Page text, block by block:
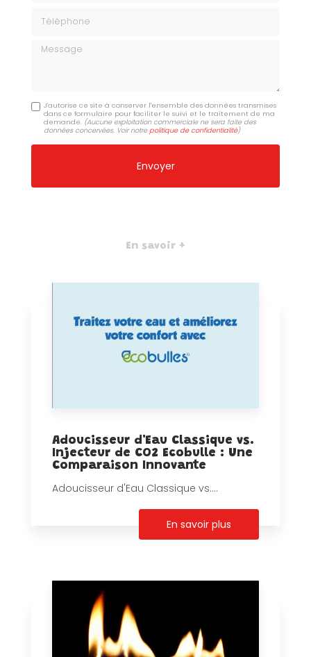
Message
J'autorise ce site à conserver l'ensemble des données transmises
dans ce formulaire pour faciliter le suivi et le traitement de ma
demande. (Aucune exploitation commerciale ne sera faite des
données concervées. Voir notrepolitique de confidentialité)
En savoir +
Adoucisseur d'Eau Classique vs.
Injecteur de CO2 Ecobulle : Une
Comparaison Innovante
Adoucisseur d'Eau Classique vs....
En savoir plus